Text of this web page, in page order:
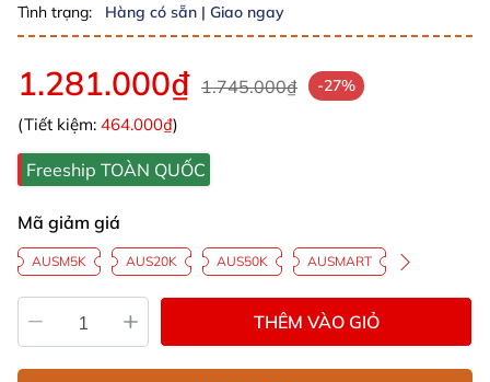
Tình trạng:
Hàng có sẵn | Giao ngay
1.281.000₫ 1.745.000₫ -27%
(Tiết kiệm: 464.000₫)
Freeship TOÀN QUỐC
Mã giảm giá
AUSM5K AUS20K AUS50K AUSMART
THÊM VÀO GIỎ